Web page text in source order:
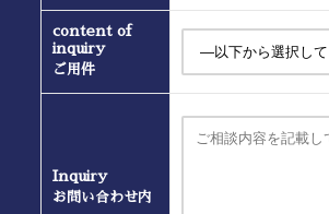
content of
inquiry
ご用件
Inquiry
お問い合わせ内